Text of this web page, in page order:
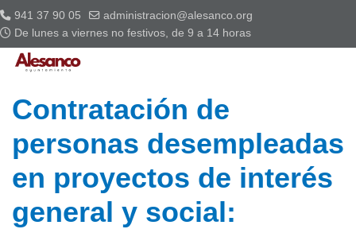
941 37 90 05
administracion@alesanco.org
De lunes a viernes no festivos, de 9 a 14 horas
Contratación de
personas desempleadas
en proyectos de interés
general y social: